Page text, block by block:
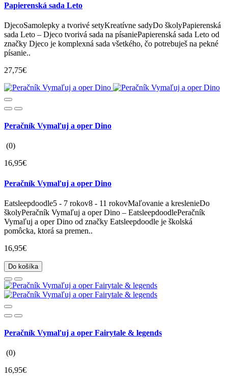
Papierenská sada Leto
DjecoSamolepky a tvorivé setyKreatívne sadyDo školyPapierenská
sada Leto – Djeco tvorivá sada na písaniePapierenská sada Leto od
značky Djeco je komplexná sada všetkého, čo potrebuješ na pekné
písanie..
27,75€
Peračník Vymaľuj a oper Dino
(0)
16,95€
Peračník Vymaľuj a oper Dino
Eatsleepdoodle5 - 7 rokov8 - 11 rokovMaľovanie a kreslenieDo
školyPeračník Vymaľuj a oper Dino – EatsleepdoodlePeračník
Vymaľuj a oper Dino od značky Eatsleepdoodle je školská
pomôcka, ktorá sa premen..
16,95€
Do košíka
Peračník Vymaľuj a oper Fairytale & legends
(0)
16,95€